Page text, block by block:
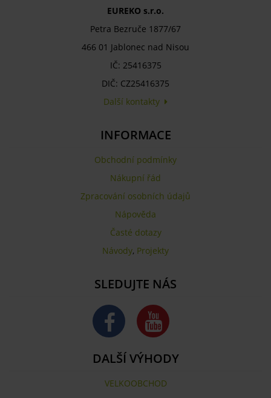
EUREKO s.r.o.
Petra Bezruče 1877/67
466 01 Jablonec nad Nisou
IČ: 25416375
DIČ: CZ25416375
Další kontakty
INFORMACE
Obchodní podmínky
Nákupní řád
Zpracování osobních údajů
Nápověda
Časté dotazy
Návody, Projekty
SLEDUJTE NÁS
DALŠÍ VÝHODY
VELKOOBCHOD